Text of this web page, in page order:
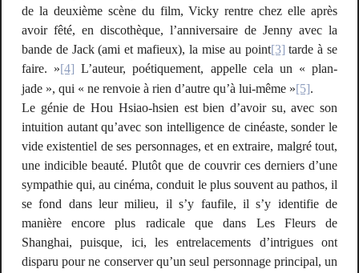
de la deuxième scène du film, Vicky rentre chez elle après
avoir fêté, en discothèque, l’anniversaire de Jenny avec la
bande de Jack (ami et mafieux), la mise au point[3] tarde à se
faire. »[4] L’auteur, poétiquement, appelle cela un « plan-
jade », qui « ne renvoie à rien d’autre qu’à lui-même »[5].
Le génie de Hou Hsiao-hsien est bien d’avoir su, avec son
intuition autant qu’avec son intelligence de cinéaste, sonder le
vide existentiel de ses personnages, et en extraire, malgré tout,
une indicible beauté. Plutôt que de couvrir ces derniers d’une
sympathiequi, au cinéma, conduit le plus souvent au pathos, il
se fond dans leur milieu, il s’y faufile, il s’y identifie de
manière encore plus radicale que dans Les Fleurs de
Shanghai, puisque, ici, les entrelacements d’intrigues ont
disparu pour ne conserver qu’un seul personnage principal, un